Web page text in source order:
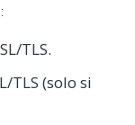
TLS.
TLS (solo si